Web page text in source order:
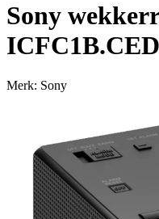
Sony
ICFC1B.CED
Merk: Sony